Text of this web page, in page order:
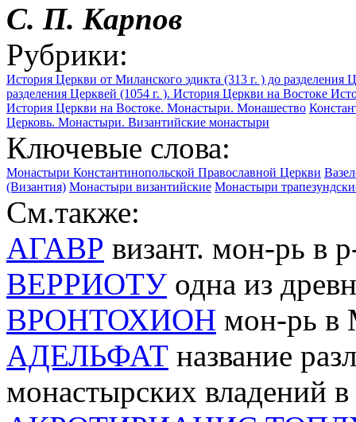
С. П. Карпов
Рубрики:
История Церкви от Миланского эдикта (313 г. ) до разделения
разделения Церквей (1054 г. ). История Церкви на Востоке
История Церкви на Востоке. Монастыри. Монашество
Церковь. Монастыри. Византийские монастыри
Ключевые слова:
Монастыри Константинопольской Православной Церкви
(Византия) Монастыри византийские Монастыри
См.также:
АГАВР визант. мон-рь в
ВЕРРИОТУ одна из
ВРОНТОХИОН мон-рь в
АДЕЛЬФАТ название
монастырских владений в